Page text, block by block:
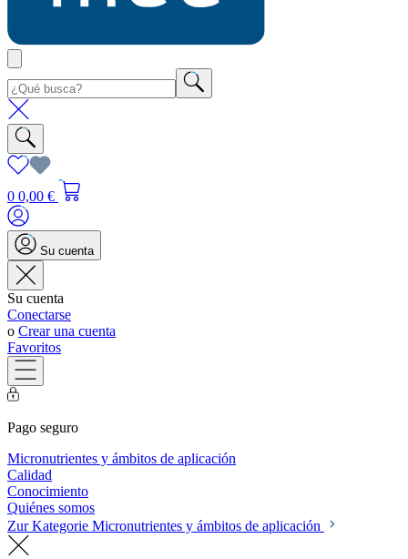
0 0,00 €
Su cuenta
Su cuenta
Conectarse
o Crear una cuenta
Favoritos
Pago seguro
Micronutrientes y ámbitos de aplicación
Calidad
Conocimiento
Quiénes somos
Zur Kategorie Micronutrientes y ámbitos de aplicación